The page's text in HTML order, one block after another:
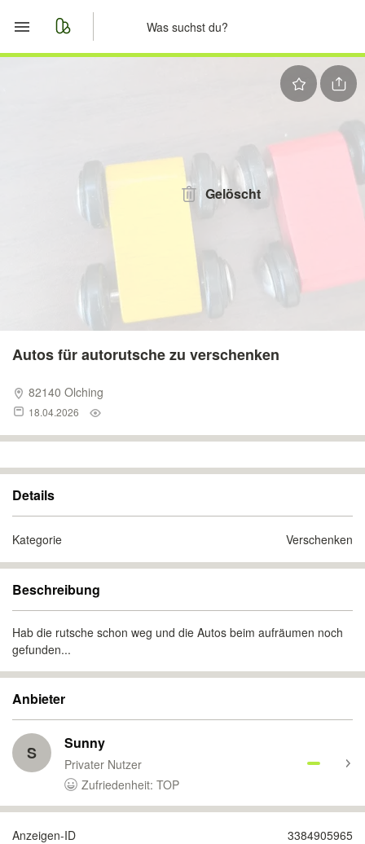
Anzeige aufgeben
Gelöscht
Autos für autorutsche zu verschenken
82140 Olching
18.04.2026
Details
Kategorie Verschenken
Beschreibung
Hab die rutsche schon weg und die Autos beim aufräumen noch
gefunden...
Anbieter
S Sunny
Privater Nutzer
Zufriedenheit: TOP
Anzeigen-ID 3384905965